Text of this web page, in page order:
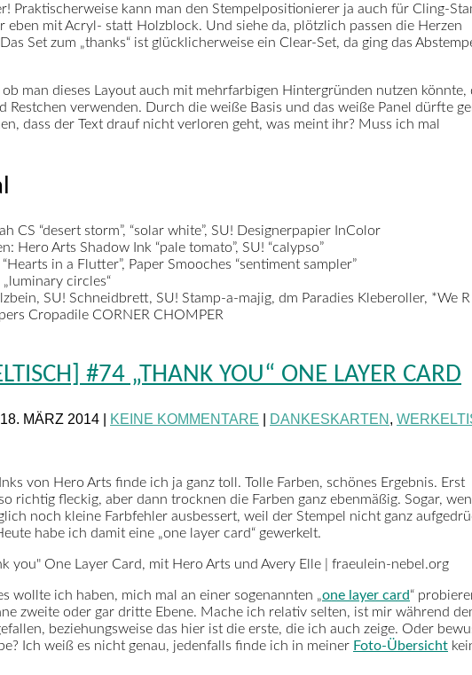
Praktischerweise kann man den Stempelpositionierer ja auch für Cling-
eben mit Acryl- statt Holzblock. Und siehe da, plötzlich passen die Herzen
Set zum „thanks“ ist glücklicherweise ein Clear-Set, da ging das
ob man dieses Layout auch mit mehrfarbigen Hintergründen nutzen könnte,
Restchen verwenden. Durch die weiße Basis und das weiße Panel dürfte
dass der Text drauf nicht verloren geht, was meint ihr? Muss ich mal
CS “desert storm”, “solar white”, SU! Designerpapier InColor
Hero Arts Shadow Ink “pale tomato”, SU! “calypso”
in a Flutter”, Paper Smooches “sentiment sampler”
„luminary circles“
SU! Schneidbrett, SU! Stamp-a-majig, dm Paradies Kleberoller, *We R
Cropadile CORNER CHOMPER
#74 „THANK YOU“ ONE LAYER CARD
MÄRZ 2014 | KEINE KOMMENTARE DANKESKARTEN ,
von Hero Arts finde ich ja ganz toll. Tolle Farben, schönes Ergebnis. Erst
richtig fleckig, aber dann trocknen die Farben ganz ebenmäßig. Sogar,
noch kleine Farbfehler ausbessert, weil der Stempel nicht ganz
habe ich damit eine „one layer card“ gewerkelt.
wollte ich haben, mich mal an einer sogenannten „one layer card“
zweite oder gar dritte Ebene. Mache ich relativ selten, ist mir während
beziehungsweise das hier ist die erste, die ich auch zeige. Oder
Ich weiß es nicht genau, jedenfalls finde ich in meiner Foto-Übersicht